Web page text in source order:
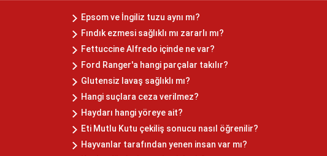
Epsom ve İngiliz tuzu aynı mı?
Fındık ezmesi sağlıklı mı zararlı mı?
Fettuccine Alfredo içinde ne var?
Ford Ranger'a hangi parçalar takılır?
Glutensiz lavaş sağlıklı mı?
Hangi suçlara ceza verilmez?
Haydarı hangi yöreye ait?
Eti Mutlu Kutu çekiliş sonucu nasıl öğrenilir?
Hayvanlar tarafından yenen insan var mı?